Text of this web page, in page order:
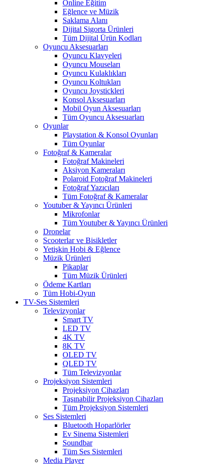
Online Eğitim
Eğlence ve Müzik
Saklama Alanı
Dijital Sigorta Ürünleri
Tüm Dijital Ürün Kodları
Oyuncu Aksesuarları
Oyuncu Klavyeleri
Oyuncu Mouseları
Oyuncu Kulaklıkları
Oyuncu Koltukları
Oyuncu Joystickleri
Konsol Aksesuarları
Mobil Oyun Aksesuarları
Tüm Oyuncu Aksesuarları
Oyunlar
Playstation & Konsol Oyunları
Tüm Oyunlar
Fotoğraf & Kameralar
Fotoğraf Makineleri
Aksiyon Kameraları
Polaroid Fotoğraf Makineleri
Fotoğraf Yazıcıları
Tüm Fotoğraf & Kameralar
Youtuber & Yayıncı Ürünleri
Mikrofonlar
Tüm Youtuber & Yayıncı Ürünleri
Dronelar
Scooterlar ve Bisikletler
Yetişkin Hobi & Eğlence
Müzik Ürünleri
Pikaplar
Tüm Müzik Ürünleri
Ödeme Kartları
Tüm Hobi-Oyun
TV-Ses Sistemleri
Televizyonlar
Smart TV
LED TV
4K TV
8K TV
OLED TV
QLED TV
Tüm Televizyonlar
Projeksiyon Sistemleri
Projeksiyon Cihazları
Taşınabilir Projeksiyon Cihazları
Tüm Projeksiyon Sistemleri
Ses Sistemleri
Bluetooth Hoparlörler
Ev Sinema Sistemleri
Soundbar
Tüm Ses Sistemleri
Media Player